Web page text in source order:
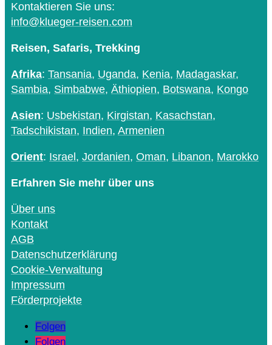
Kontaktieren Sie uns:
info@klueger-reisen.com
Reisen, Safaris, Trekking
Afrika: Tansania, Uganda, Kenia, Madagaskar,
Sambia, Simbabwe, Äthiopien, Botswana, Kongo
Asien: Usbekistan, Kirgistan, Kasachstan,
Tadschikistan, Indien, Armenien
Orient: Israel , Jordanien, Oman, Libanon, Marokko
Erfahren Sie mehr über uns
Über uns
Kontakt
AGB
Datenschutzerklärung
Cookie-Verwaltung
Impressum
Förderprojekte
Folgen
Folgen